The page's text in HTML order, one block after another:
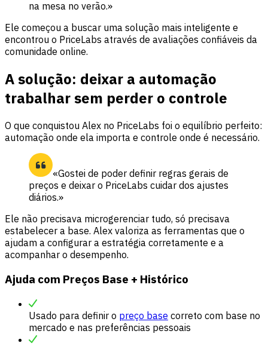
na mesa no verão.»
Ele começou a buscar uma solução mais inteligente e
encontrou o PriceLabs através de avaliações confiáveis da
comunidade online.
A solução: deixar a automação
trabalhar sem perder o controle
O que conquistou Alex no PriceLabs foi o equilíbrio perfeito:
automação onde ela importa e controle onde é necessário.
«Gostei de poder definir regras gerais de
preços e deixar o PriceLabs cuidar dos ajustes
diários.»
Ele não precisava microgerenciar tudo, só precisava
estabelecer a base. Alex valoriza as ferramentas que o
ajudam a configurar a estratégia corretamente e a
acompanhar o desempenho.
Ajuda com Preços Base + Histórico
Usado para definir o preço base correto com base no
mercado e nas preferências pessoais